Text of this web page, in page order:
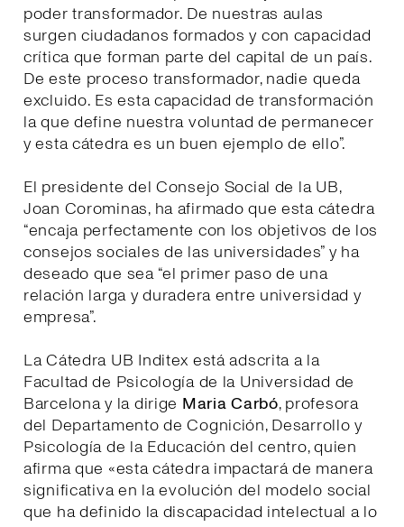
poder transformador. De nuestras aulas
surgen ciudadanos formados y con capacidad
crítica que forman parte del capital de un país.
De este proceso transformador, nadie queda
excluido. Es esta capacidad de transformación
la que define nuestra voluntad de permanecer
y esta cátedra es un buen ejemplo de ello”.
El presidente del Consejo Social de la UB,
Joan Corominas, ha afirmado que esta cátedra
“encaja perfectamente con los objetivos de los
consejos sociales de las universidades” y ha
deseado que sea “el primer paso de una
relación larga y duradera entre universidad y
empresa”.
La Cátedra UB Inditex está adscrita a la
Facultad de Psicología de la Universidad de
Barcelona y la dirige Maria Carbó, profesora
del Departamento de Cognición, Desarrollo y
Psicología de la Educación del centro, quien
afirma que «esta cátedra impactará de manera
significativa en la evolución del modelo social
que ha definido la discapacidad intelectual a lo